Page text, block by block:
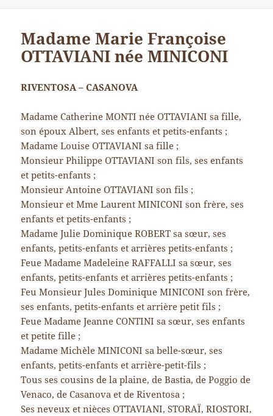
Madame Marie Françoise
OTTAVIANI née MINICONI
RIVENTOSA – CASANOVA
Madame Catherine MONTI née OTTAVIANI sa fille,
son époux Albert, ses enfants et petits-enfants ;
Madame Louise OTTAVIANI sa fille ;
Monsieur Philippe OTTAVIANI son fils, ses enfants
et petits-enfants ;
Monsieur Antoine OTTAVIANI son fils ;
Monsieur et Mme Laurent MINICONI son frère, ses
enfants et petits-enfants ;
Madame Julie Dominique ROBERT sa sœur, ses
enfants, petits-enfants et arrières petits-enfants ;
Feue Madame Madeleine RAFFALLI sa sœur, ses
enfants, petits-enfants et arrières petits-enfants ;
Feu Monsieur Jules Dominique MINICONI son frère,
ses enfants, petits-enfants et arrière petit fils ;
Feue Madame Jeanne CONTINI sa sœur, ses enfants
et petite fille ;
Madame Michèle MINICONI sa belle-sœur, ses
enfants, petits-enfants et arrière-petit-fils ;
Tous ses cousins de la plaine, de Bastia, de Poggio de
Venaco, de Casanova et de Riventosa ;
Ses neveux et nièces OTTAVIANI, STORAÏ, RIOSTORI,